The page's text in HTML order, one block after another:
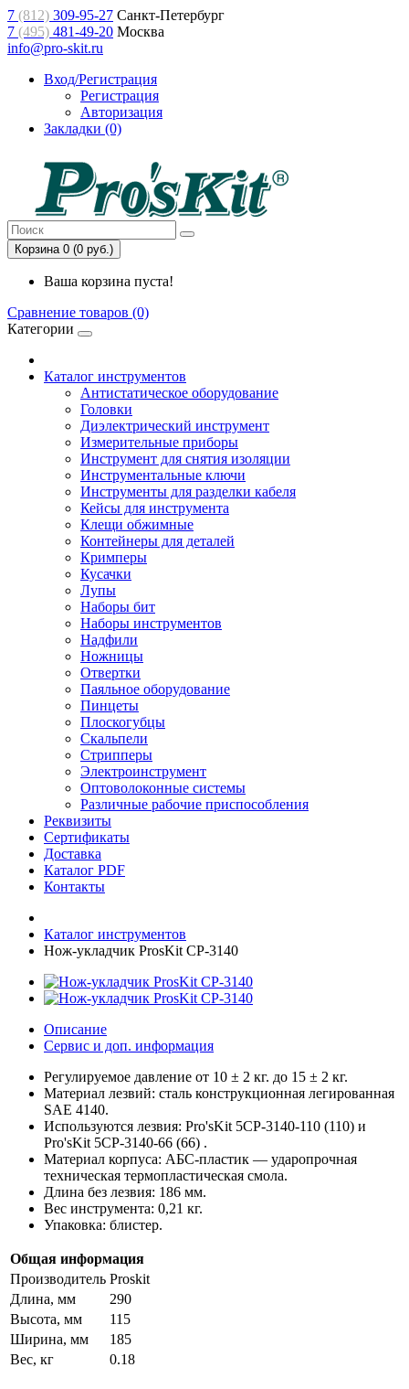
7 (812) 309-95-27 Санкт-Петербург
7 (495) 481-49-20 Москва
info@pro-skit.ru
Вход/Регистрация
Регистрация
Авторизация
Закладки (0)
Корзина 0 (0 руб.)
Ваша корзина пуста!
Сравнение товаров (0)
Категории
Каталог инструментов
Антистатическое оборудование
Головки
Диэлектрический инструмент
Измерительные приборы
Инструмент для снятия изоляции
Инструментальные ключи
Инструменты для разделки кабеля
Кейсы для инструмента
Клещи обжимные
Контейнеры для деталей
Кримперы
Кусачки
Лупы
Наборы бит
Наборы инструментов
Надфили
Ножницы
Отвертки
Паяльное оборудование
Пинцеты
Плоскогубцы
Скальпели
Стрипперы
Электроинструмент
Оптоволоконные системы
Различные рабочие приспособления
Реквизиты
Сертификаты
Доставка
Каталог PDF
Контакты
Каталог инструментов
Нож-укладчик ProsKit CP-3140
Описание
Сервис и доп. информация
Регулируемое давление от 10 ± 2 кг. до 15 ± 2 кг.
Материал лезвий: сталь конструкционная легированная
SAE 4140.
Используются лезвия: Pro'sKit 5CP-3140-110 (110) и
Pro'sKit 5CP-3140-66 (66) .
Материал корпуса: АБС-пластик — ударопрочная
техническая термопластическая смола.
Длина без лезвия: 186 мм.
Вес инструмента: 0,21 кг.
Упаковка: блистер.
Общая информация
Производитель Proskit
Длина, мм
290
Высота, мм
115
Ширина, мм
185
Вес, кг
0.18